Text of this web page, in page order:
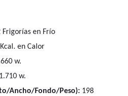
Frigorías en Frío
Kcal. en Calor
w.
1.710 w.
Ancho/Fondo/Peso): 198